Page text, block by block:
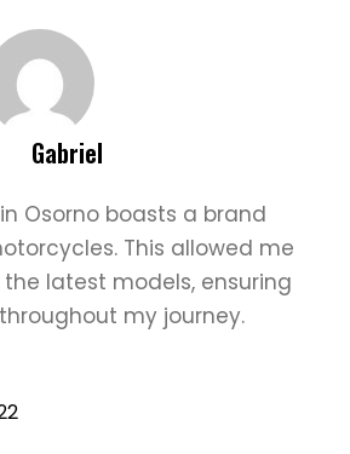
Gabriel
in Osorno boasts a brand
This allowed me
latest models, ensuring
my journey.